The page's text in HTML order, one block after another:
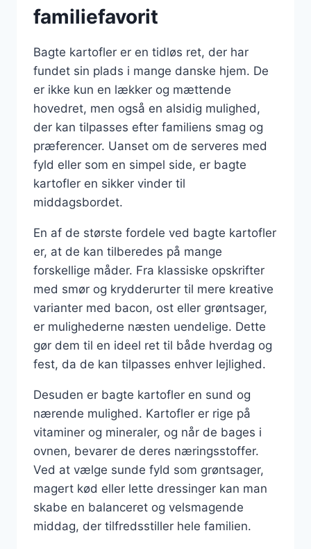
familiefavorit
Bagte kartofler er en tidløs ret, der har
fundet sin plads i mange danske hjem. De
er ikke kun en lækker og mættende
hovedret, men også en alsidig mulighed,
der kan tilpasses efter familiens smag og
præferencer. Uanset om de serveres med
fyld eller som en simpel side, er bagte
kartofler en sikker vinder til
middagsbordet.
En af de største fordele ved bagte kartofler
er, at de kan tilberedes på mange
forskellige måder. Fra klassiske opskrifter
med smør og krydderurter til mere kreative
varianter med bacon, ost eller grøntsager,
er mulighederne næsten uendelige. Dette
gør dem til en ideel ret til både hverdag og
fest, da de kan tilpasses enhver lejlighed.
Desuden er bagte kartofler en sund og
nærende mulighed. Kartofler er rige på
vitaminer og mineraler, og når de bages i
ovnen, bevarer de deres næringsstoffer.
Ved at vælge sunde fyld som grøntsager,
magert kød eller lette dressinger kan man
skabe en balanceret og velsmagende
middag, der tilfredsstiller hele familien.